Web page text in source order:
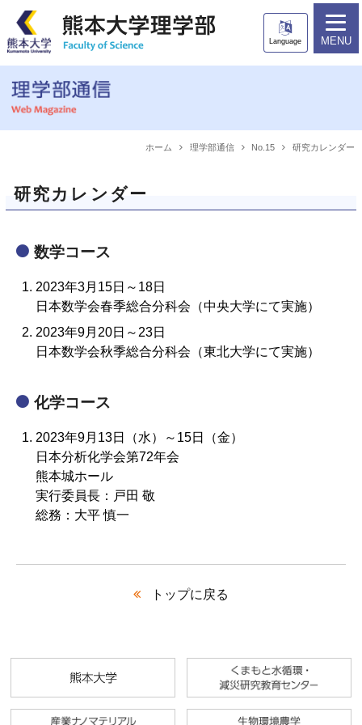
Language
ホーム 理学部通信 No.15 研究カレンダー
研究カレンダー
数学コース
2023年3月15日～18日
日本数学会春季総合分科会（中央大学にて実施）
2023年9月20日～23日
日本数学会秋季総合分科会（東北大学にて実施）
化学コース
2023年9月13日（水）～15日（金）
日本分析化学会第72年会
熊本城ホール
実行委員長：戸田 敬
総務：大平 慎一
トップに戻る
MENU
ホーム 理学部について
教育プログラム
教員一覧